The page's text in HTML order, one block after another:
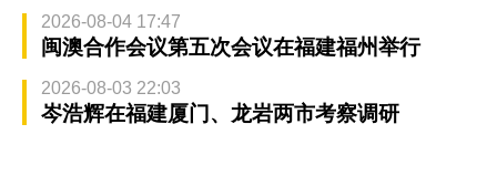
2026-08-04 17:47
闽澳合作会议第五次会议在福建福州举行
2026-08-03 22:03
岑浩辉在福建厦门、龙岩两市考察调研